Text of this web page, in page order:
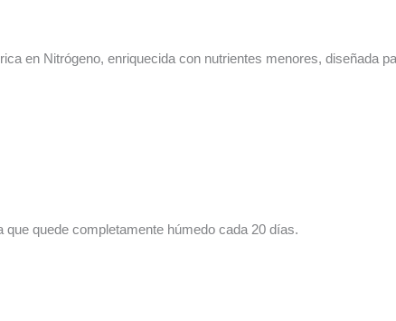
en Nitrógeno, enriquecida con nutrientes menores, diseñada
quede completamente húmedo cada 20 días.